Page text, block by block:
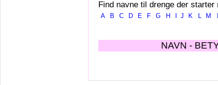
Find navne til drenge der starter
A B C D E F G H J K L M
NAVN -